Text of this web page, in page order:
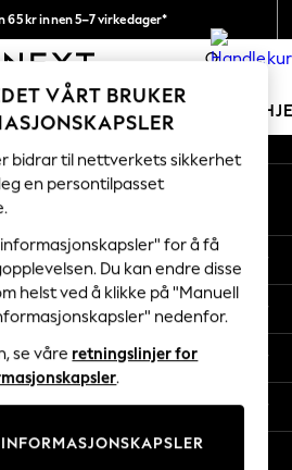
65 kr innen 5–7 virkedager*
alle tollavgifter 0
BABY KVINNER
Short Sets
sosiale nettverk
VÅRT BRUKER
bidrar til nettverkets sikkerhet
en persontilpasset
for å få
Du kan endre disse
helst ved å klikke på "Manuell
nedenfor.
se våre retningslinjer for
.